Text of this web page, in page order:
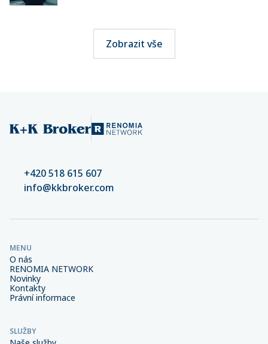
Zobrazit vše
+420 518 615 607
info@kkbroker.com
MENU
O nás
RENOMIA NETWORK
Novinky
Kontakty
Právní informace
SLUŽBY